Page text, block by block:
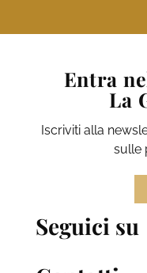
Seguici su
Entra
La
Iscriviti alla
sulle